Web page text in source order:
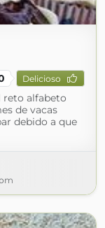
Delicioso
reto alfabeto
de vacas
debido a que